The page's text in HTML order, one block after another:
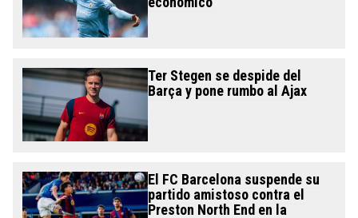
Ter Stegen se despide del
Barça y pone rumbo al Ajax
El FC Barcelona suspende su
partido amistoso contra el
Preston North End en la